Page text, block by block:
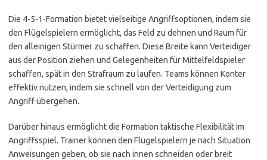
Die 4-5-1-Formation bietet vielseitige Angriffsoptionen, indem sie
den Flügelspielern ermöglicht, das Feld zu dehnen und Raum für
den alleinigen Stürmer zu schaffen. Diese Breite kann Verteidiger
aus der Position ziehen und Gelegenheiten für Mittelfeldspieler
schaffen, spät in den Strafraum zu laufen. Teams können Konter
effektiv nutzen, indem sie schnell von der Verteidigung zum
Angriff übergehen.
Darüber hinaus ermöglicht die Formation taktische Flexibilität im
Angriffsspiel. Trainer können den Flügelspielern je nach Situation
Anweisungen geben, ob sie nach innen schneiden oder breit